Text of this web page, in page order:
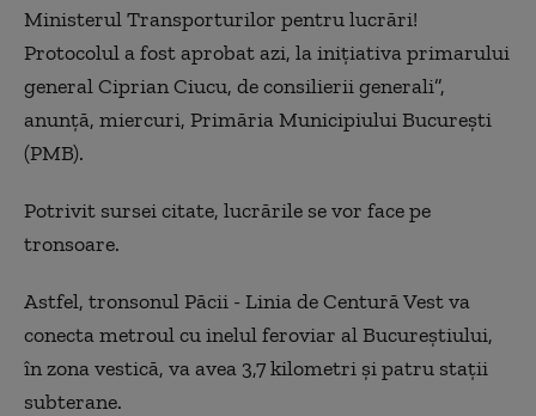
Ministerul Transporturilor pentru lucrări!
Protocolul a fost aprobat azi, la iniţiativa primarului
general Ciprian Ciucu, de consilierii generali”,
anunţă, miercuri, Primăria Municipiului Bucureşti
(PMB).
Potrivit sursei citate, lucrările se vor face pe
tronsoare.
Astfel, tronsonul Păcii - Linia de Centură Vest va
conecta metroul cu inelul feroviar al Bucureştiului,
în zona vestică, va avea 3,7 kilometri şi patru staţii
subterane.